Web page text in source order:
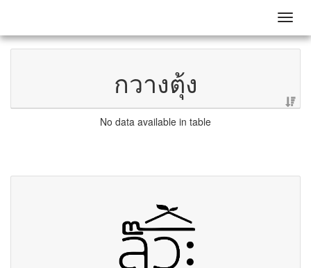
กวางตุ้ง
No data available in table